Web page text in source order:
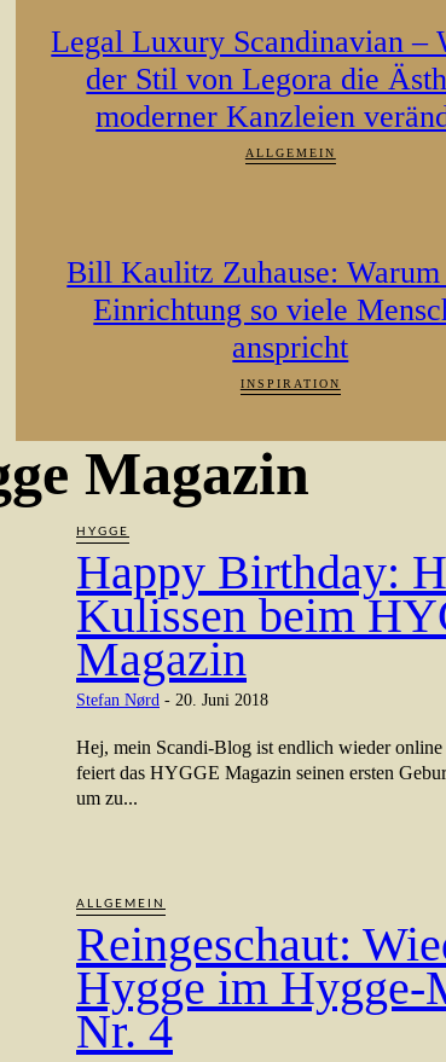
Legal Luxury Scandinavian –
der Stil von Legora die
moderner Kanzleien
ALLGEMEIN
Bill Kaulitz Zuhause: Warum
Einrichtung so viele
anspricht
INSPIRATION
Magazin
HYGGE
Happy Birthday:
Kulissen beim
Magazin
Stefan Nørd - 20. Juni 2018
Hej, mein Scandi-Blog ist endlich wieder
feiert das HYGGE Magazin seinen ersten
um zu...
ALLGEMEIN
Reingeschaut:
Hygge im Hygge-
Nr. 4